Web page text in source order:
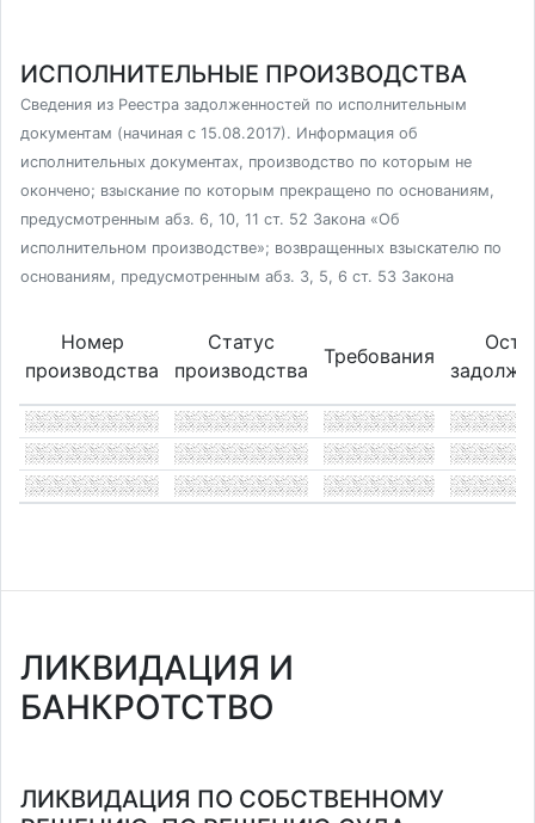
ИСПОЛНИТЕЛЬНЫЕ ПРОИЗВОДСТВА
Сведения из Реестра задолженностей по исполнительным
документам (начиная с 15.08.2017). Информация об
исполнительных документах, производство по которым не
окончено; взыскание по которым прекращено по основаниям,
предусмотренным абз. 6, 10, 11 ст. 52 Закона «Об
исполнительном производстве»; возвращенных взыскателю по
основаниям, предусмотренным абз. 3, 5, 6 ст. 53 Закона
Номер
производства
Статус
производства
Требования
ЛИКВИДАЦИЯ И
БАНКРОТСТВО
ЛИКВИДАЦИЯ ПО СОБСТВЕННОМУ